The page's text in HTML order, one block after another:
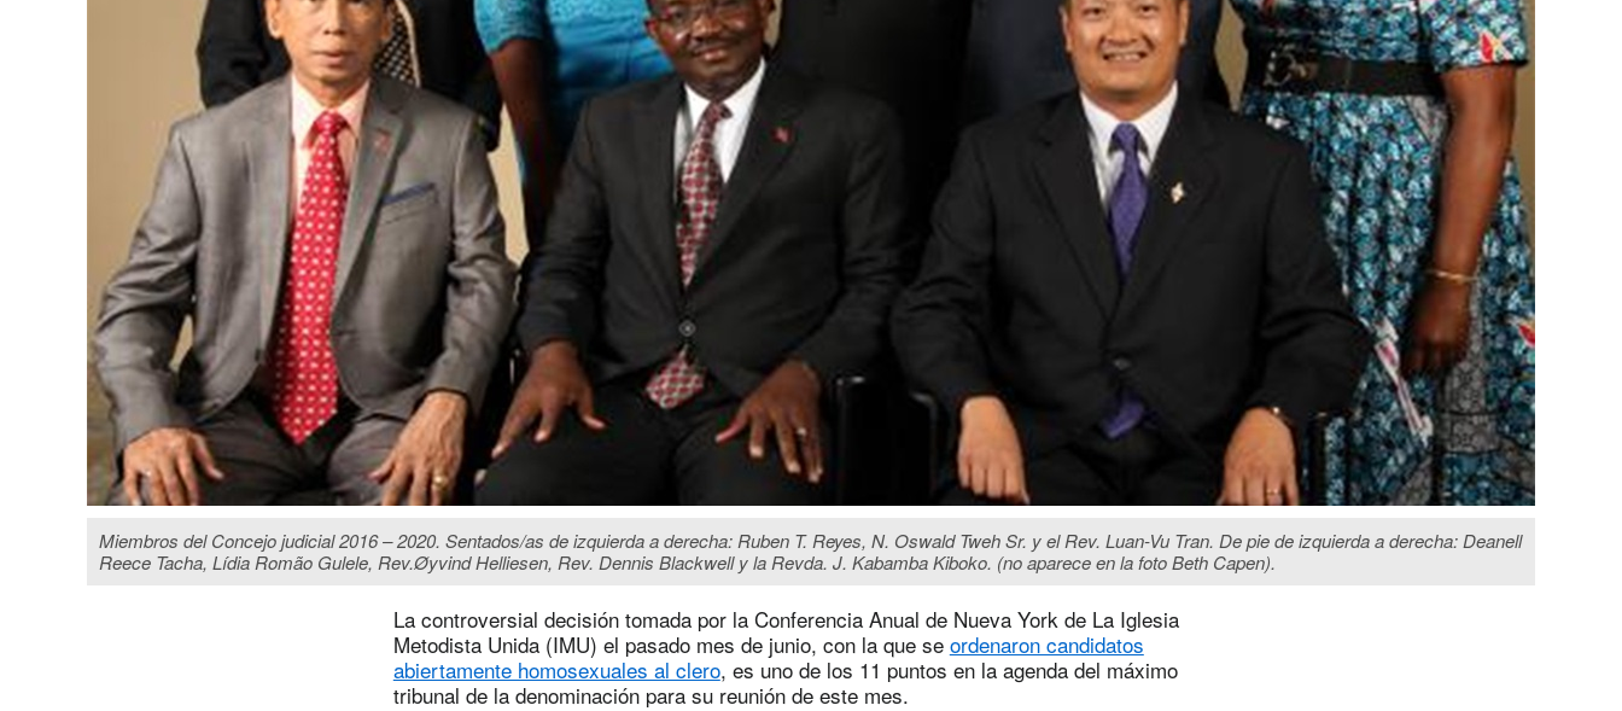
Miembros del Concejo judicial 2016 – 2020. Sentados/as de izquierda a derecha: Ruben T. Reyes, N. Oswald Tweh Sr. y el Rev. Luan-Vu Tran. De pie de izquierda a derecha: Deanell
Reece Tacha, Lídia Romão Gulele, Rev.Øyvind Helliesen, Rev. Dennis Blackwell y la Revda. J. Kabamba Kiboko. (no aparece en la foto Beth Capen).
La controversial decisión tomada por la Conferencia Anual de Nueva York de La Iglesia
Metodista Unida (IMU) el pasado mes de junio, con la que se ordenaron candidatos
abiertamente homosexuales al clero, es uno de los 11 puntos en la agenda del máximo
tribunal de la denominación para su reunión de este mes.